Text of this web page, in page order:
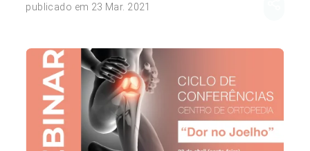
publicado em 23 Mar. 2021